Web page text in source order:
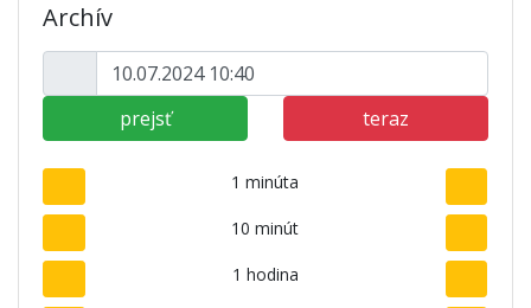
Archív
prejsť teraz
1 minúta
10 minút
1 hodina